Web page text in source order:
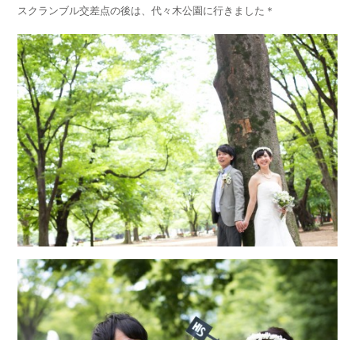
スクランブル交差点の後は、代々木公園に行きました＊